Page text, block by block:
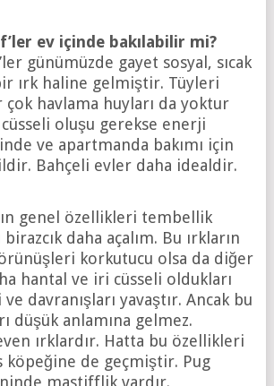
ev içinde bakılabilir mi?
günümüzde gayet sosyal, sıcak
ırk haline gelmiştir. Tüyleri
çok havlama huyları da yoktur
oluşu gerekse enerji
ve apartmanda bakımı için
Bahçeli evler daha idealdir.
genel özellikleri tembellik
daha açalım. Bu ırkların
korkutucu olsa da diğer
hantal ve iri cüsseli oldukları
davranışları yavaştır. Ancak bu
düşük anlamına gelmez.
ırklardır. Hatta bu özellikleri
köpeğine de geçmiştir. Pug
mastifflik vardır.